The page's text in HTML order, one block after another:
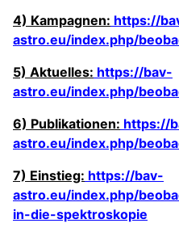
4) Kampagnen: https://
astro.eu/index.php/
5) Aktuelles: https://bav-
astro.eu/index.php/
6) Publikationen: https://
astro.eu/index.php/
7) Einstieg: https://bav-
astro.eu/index.php/
in-die-spektroskopie